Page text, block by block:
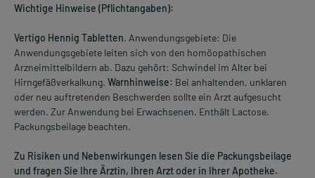
Wichtige Hinweise (Pflichtangaben):
Vertigo Hennig Tabletten. Anwendungsgebiete: Die
Anwendungsgebiete leiten sich von den homöopathischen
Arzneimittelbildern ab. Dazu gehört: Schwindel im Alter bei
Hirngefäßverkalkung. Warnhinweise: Bei anhaltenden, unklaren
oder neu auftretenden Beschwerden sollte ein Arzt aufgesucht
werden. Zur Anwendung bei Erwachsenen. Enthält Lactose.
Packungsbeilage beachten.
Zu Risiken und Nebenwirkungen lesen Sie die Packungsbeilage
und fragen Sie Ihre Ärztin, Ihren Arzt oder in Ihrer Apotheke.